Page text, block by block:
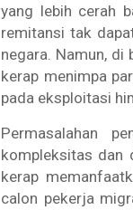
yang lebih cerah
remitansi tak
negara. Namun, di
kerap menimpa
pada eksploitasi
Permasalahan
kompleksitas dan
kerap
calon pekerja